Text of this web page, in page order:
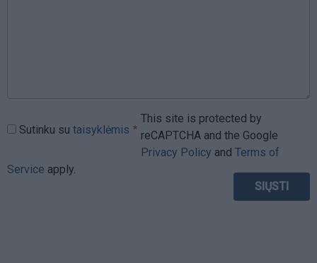
Sutinku su taisyklėmis
This site is protected by
reCAPTCHA and the Google
Privacy Policy and Terms of
Service apply.